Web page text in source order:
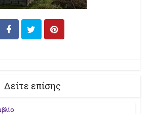
Δείτε επίσης